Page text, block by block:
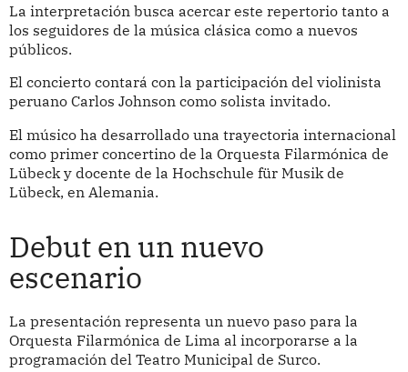
La interpretación busca acercar este repertorio tanto a
los seguidores de la música clásica como a nuevos
públicos.
El concierto contará con la participación del violinista
peruano Carlos Johnson como solista invitado.
El músico ha desarrollado una trayectoria internacional
como primer concertino de la Orquesta Filarmónica de
Lübeck y docente de la Hochschule für Musik de
Lübeck, en Alemania.
Debut en un nuevo
escenario
La presentación representa un nuevo paso para la
Orquesta Filarmónica de Lima al incorporarse a la
programación del Teatro Municipal de Surco.